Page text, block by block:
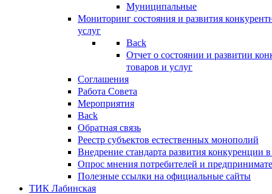
Муниципальные
Мониторинг состояния и развития
услуг
Back
Отчет о состоянии и развитии
товаров и услуг
Соглашения
Работа Совета
Мероприятия
Back
Обратная связь
Реестр субъектов естественных монополий
Внедрение стандарта развития конкуренции
Опрос мнения потребителей и
Полезные ссылки на официальные сайты
ТИК Лабинская